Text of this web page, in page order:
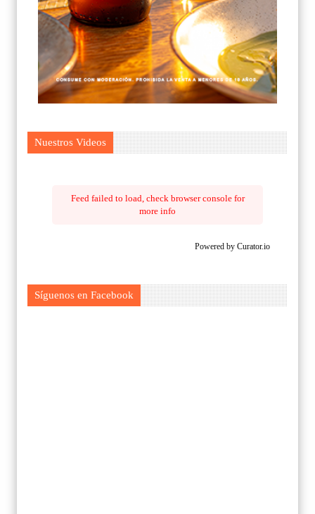
Nuestros Videos
Feed failed to load, check browser console for
more info
Powered by Curator.io
Síguenos en Facebook